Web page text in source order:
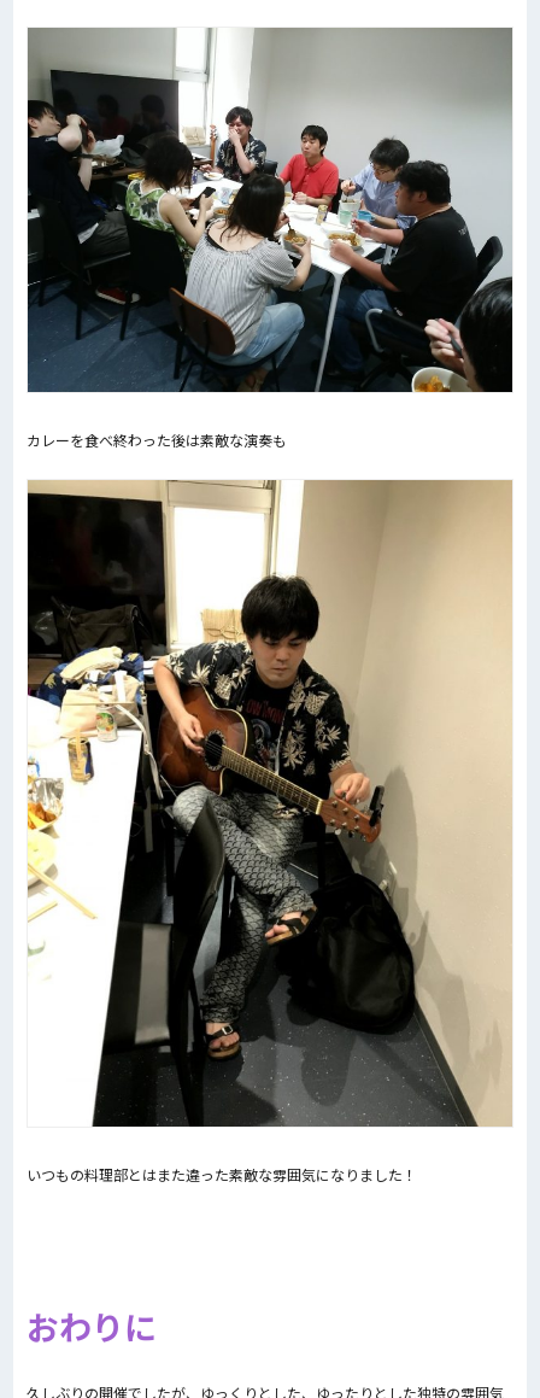
カレーを食べ終わった後は素敵な演奏も
いつもの料理部とはまた違った素敵な雰囲気になりました！
おわりに
久しぶりの開催でしたが、ゆっくりとした、ゆったりとした独特の雰囲気